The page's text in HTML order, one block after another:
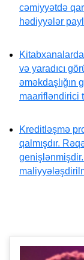
cəmiyyətdə
hədiyyələr
və yaradıcı
əməkdaşlığın
maarifləndirici
Kreditləşmə
qalmışdır.